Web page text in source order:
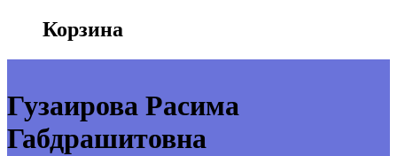
Корзина
Гузаирова Расима
Габдрашитовна